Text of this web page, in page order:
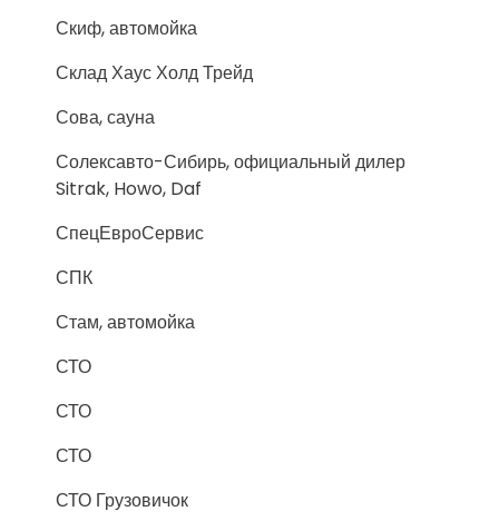
Скиф, автомойка
Склад Хаус Холд Трейд
Сова, сауна
Солексавто-Сибирь, официальный дилер
Sitrak, Howo, Daf
СпецЕвроСервис
СПК
Стам, автомойка
СТО
СТО
СТО
СТО Грузовичок